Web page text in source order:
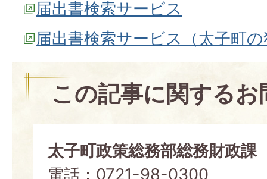
届出書検索サービス
届出書検索サービス（太子町
この記事に関する
太子町政策総務部総務財政課
電話：0721-98-0300